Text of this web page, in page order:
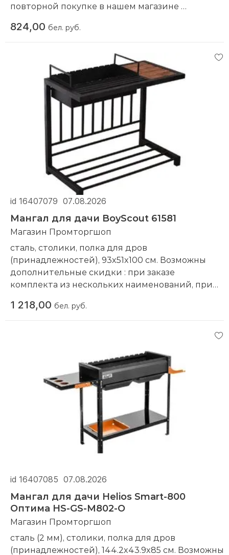
повторной покупке в нашем магазине
824,00 бел. руб.
id 16407079 07.08.2026
Мангал для дачи BoyScout 61581
Магазин Промторгшоп
сталь, столики, полка для дров
(принадлежностей), 93x51x100 см. Возможны
дополнительные скидки : при заказе
комплекта из нескольких наименований, при
Компания производитель:
1 218,00 бел. руб.
id 16407085 07.08.2026
Мангал для дачи Helios Smart-800
Оптима HS-GS-M802-O
Магазин Промторгшоп
сталь (2 мм), столики, полка для дров
(принадлежностей), 144.2x43.9x85 см. Возможны